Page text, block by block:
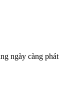
ngày càng phát